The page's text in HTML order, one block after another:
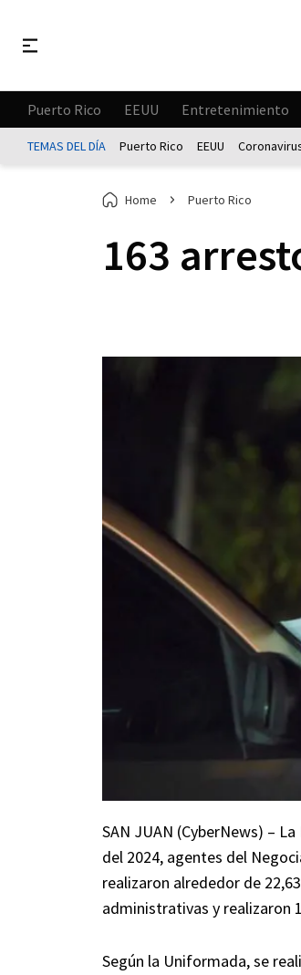
Puerto Rico EEUU Entretenimiento
TEMAS DEL DÍA Puerto Rico EEUU
Home Puerto Rico
163
SAN JUAN (CyberNews) –
del 2024, agentes del
realizaron alrededor de
administrativas y realizaron
Según la Uniformada, se